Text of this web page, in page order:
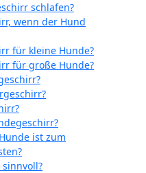
schlafen?
wenn der Hund
für kleine Hunde?
für große Hunde?
ist zum